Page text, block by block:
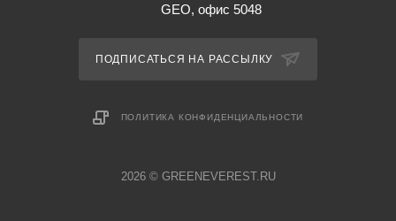
GEO, офис 5048
ПОДПИСАТЬСЯ НА РАССЫЛКУ
ПОЛИТИКА КОНФИДЕНЦИАЛЬНОСТИ
2026 © GREENEVEREST.RU